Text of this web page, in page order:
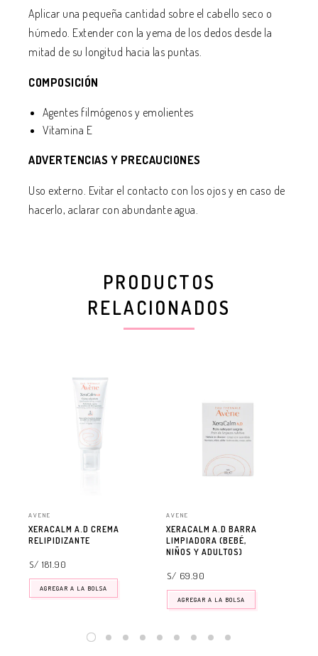
Aplicar una pequeña cantidad sobre el cabello seco o
húmedo. Extender con la yema de los dedos desde la
mitad de su longitud hacia las puntas.
COMPOSICIÓN
Agentes filmógenos y emolientes
Vitamina E
ADVERTENCIAS Y PRECAUCIONES
Uso externo. Evitar el contacto con los ojos y en caso de
hacerlo, aclarar con abundante agua.
PRODUCTOS
RELACIONADOS
AVENE
XERACALM A.D CREMA
RELIPIDIZANTE
S/ 181.90
AGREGAR A LA BOLSA
AVENE
XERACALM A.D BARRA
LIMPIADORA (BEBÉ,
NIÑOS Y ADULTOS)
S/ 69.90
AGREGAR A LA BOLSA